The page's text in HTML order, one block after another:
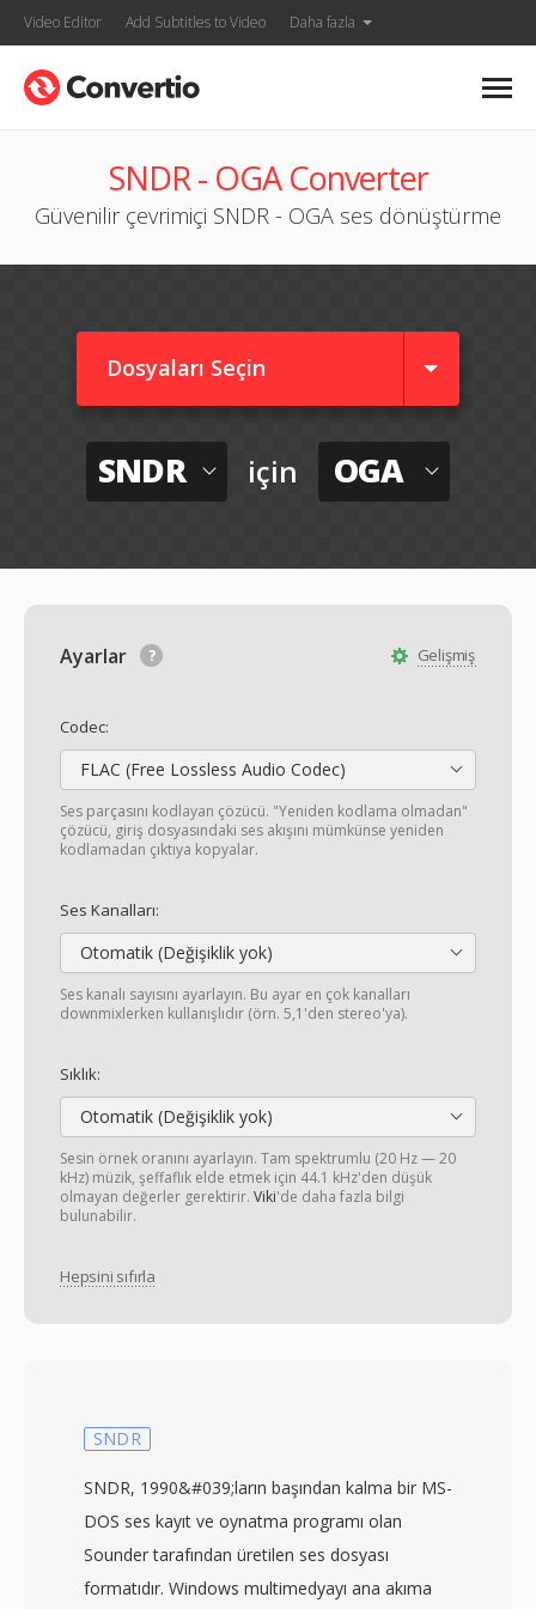
Video Editor Add Subtitles to Video Daha fazla
SNDR - OGA Converter
Güvenilir çevrimiçi SNDR - OGA ses dönüştürme
Dosyaları Seçin
SNDR için OGA
Gelişmiş
Ayarlar
Codec:
FLAC (Free Lossless Audio Codec)
Ses parçasını kodlayan çözücü. "Yeniden kodlama olmadan"
çözücü, giriş dosyasındaki ses akışını mümkünse yeniden
kodlamadan çıktıya kopyalar.
Ses Kanalları:
Otomatik (Değişiklik yok)
Ses kanalı sayısını ayarlayın. Bu ayar en çok kanalları
downmixlerken kullanışlıdır (örn. 5,1'den stereo'ya).
Sıklık:
Otomatik (Değişiklik yok)
Sesin örnek oranını ayarlayın. Tam spektrumlu (20 Hz — 20
kHz) müzik, şeffaflık elde etmek için 44.1 kHz'den düşük
olmayan değerler gerektirir. Viki'de daha fazla bilgi
bulunabilir.
Hepsini sıfırla
SNDR
SNDR, 1990&#039;ların başından kalma bir MS-
DOS ses kayıt ve oynatma programı olan
Sounder tarafından üretilen ses dosyası
formatıdır. Windows multimedyayı ana akıma